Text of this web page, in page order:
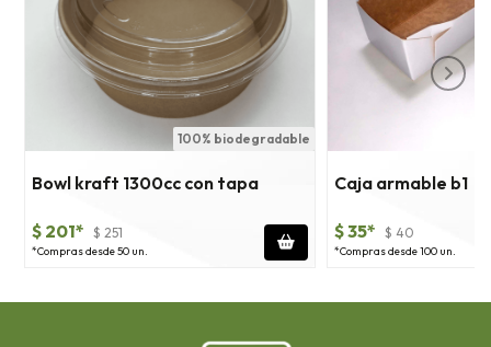
100% biodegradable
Bowl kraft 1300cc con tapa
$ 201* $ 251
*Compras desde 50 un.
Caja armable b1
$ 35* $ 40
*Compras desde 100 un.